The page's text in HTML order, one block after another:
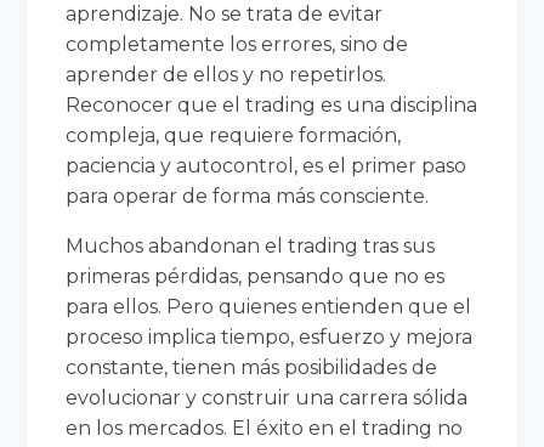
aprendizaje. No se trata de evitar
completamente los errores, sino de
aprender de ellos y no repetirlos.
Reconocer que el trading es una disciplina
compleja, que requiere formación,
paciencia y autocontrol, es el primer paso
para operar de forma más consciente.
Muchos abandonan el trading tras sus
primeras pérdidas, pensando que no es
para ellos. Pero quienes entienden que el
proceso implica tiempo, esfuerzo y mejora
constante, tienen más posibilidades de
evolucionar y construir una carrera sólida
en los mercados. El éxito en el trading no